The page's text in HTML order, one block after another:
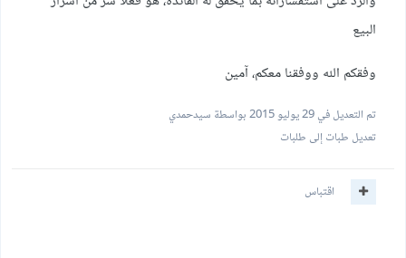
البيع
وفقكم الله ووفقنا معكم، آمين
تم التعديل في29 يوليو 2015
بواسطة سيدحمدي
تعديل طبات إلى طلبات
اقتباس